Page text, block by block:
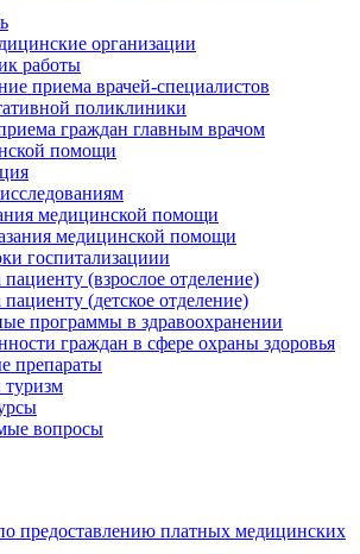
организации
работы
приема врачей-специалистов
поликлиники
граждан главным врачом
помощи
медицинской помощи
медицинской помощи
госпитализациии
(взрослое отделение)
(детское отделение)
программы в здравоохранении
граждан в сфере охраны здоровья
препараты
вопросы
предоставлению платных медицинских